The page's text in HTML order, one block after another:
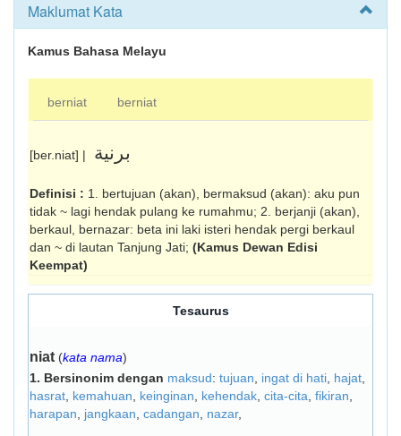
Maklumat Kata
Kamus Bahasa Melayu
berniat berniat
[ber.niat] | برنية
Definisi : 1. bertujuan (akan), bermaksud (akan): aku pun
tidak ~ lagi hendak pulang ke rumahmu; 2. berjanji (akan),
berkaul, bernazar: beta ini laki isteri hendak pergi berkaul
dan ~ di lautan Tanjung Jati; (Kamus Dewan Edisi
Keempat)
Tesaurus
niat (kata nama)
1. Bersinonim dengan maksud: tujuan ingat di hati hajat
hasrat kemahuan keinginan kehendak cita-cita fikiran
harapan
jangkaan cadangan nazar,